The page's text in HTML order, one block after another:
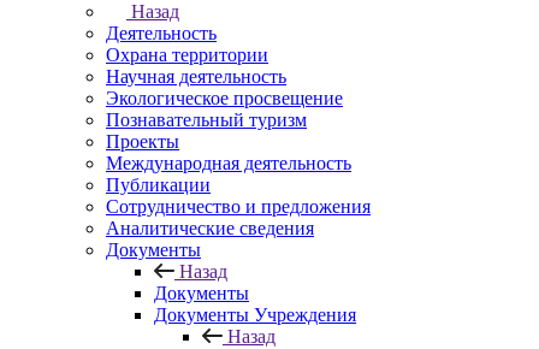
Назад
Деятельность
Охрана территории
Научная деятельность
Экологическое просвещение
Познавательный туризм
Проекты
Международная деятельность
Публикации
Сотрудничество и предложения
Аналитические сведения
Документы
Назад
Документы
Документы Учреждения
Назад